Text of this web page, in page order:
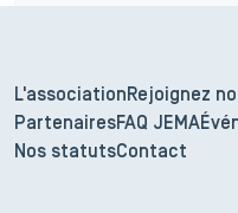
L'association Rejoignez
PartenairesFAQ JEMA
Nos statutsContact